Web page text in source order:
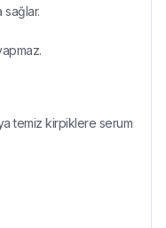
sağlar.
temiz kirpiklere serum